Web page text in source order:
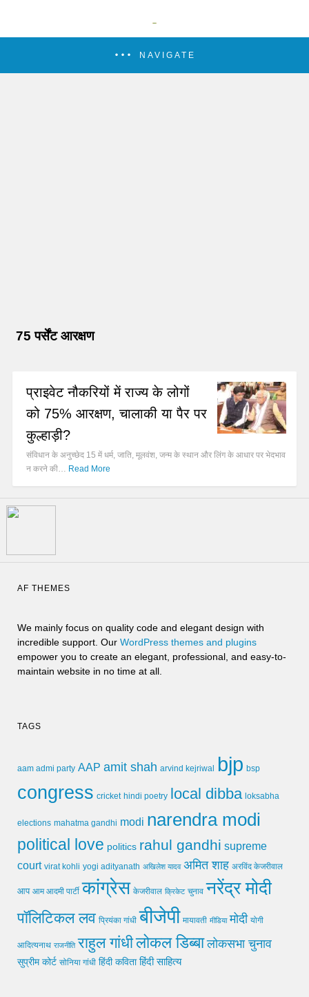
NAVIGATE
75 पर्सेंट आरक्षण
प्राइवेट नौकरियों में राज्य के लोगों
को 75% आरक्षण, चालाकी या पैर पर
कुल्हाड़ी?
संविधान के अनुच्छेद 15 में धर्म, जाति, मूलवंश, जन्म के स्थान और लिंग के आधार पर भेदभाव
न करने की… Read More
AF THEMES
We mainly focus on quality code and elegant design with
incredible support. Our WordPress themes and plugins
empower you to create an elegant, professional, and easy-to-
maintain website in no time at all.
TAGS
aam admi party AAP amit shah arvind kejriwal bjp bsp
congress cricket hindi poetry local dibba loksabha
elections mahatma gandhi modi narendra modi
political love politics rahul gandhi supreme
court virat kohli yogi adityanath अखिलेश यादव अमित शाह अरविंद केजरीवाल
आप आम आदमी पार्टी कांग्रेस केजरीवाल क्रिकेट चुनाव नरेंद्र मोदी
पॉलिटिकल लव प्रियंका गांधी बीजेपी मायावती मीडिया मोदी योगी
आदित्यनाथ राजनीति राहुल गांधीलोकल डिब्बा लोकसभा चुनाव
सुप्रीम कोर्ट सोनिया गांधी हिंदी कविता हिंदी साहित्य